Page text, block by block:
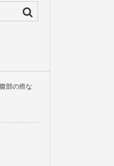
部の癌な